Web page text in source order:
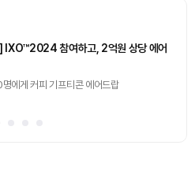
참여하고, 2억원 상당 에어
에게 커피 기프티콘 에어드랍